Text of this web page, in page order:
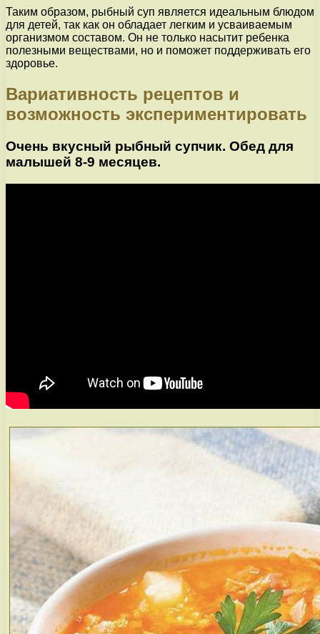
Таким образом, рыбный суп является идеальным блюдом
для детей, так как он обладает легким и усваиваемым
организмом составом. Он не только насытит ребенка
полезными веществами, но и поможет поддерживать его
здоровье.
Вариативность рецептов и
возможность экспериментировать
Очень вкусный рыбный супчик. Обед для
малышей 8-9 месяцев.